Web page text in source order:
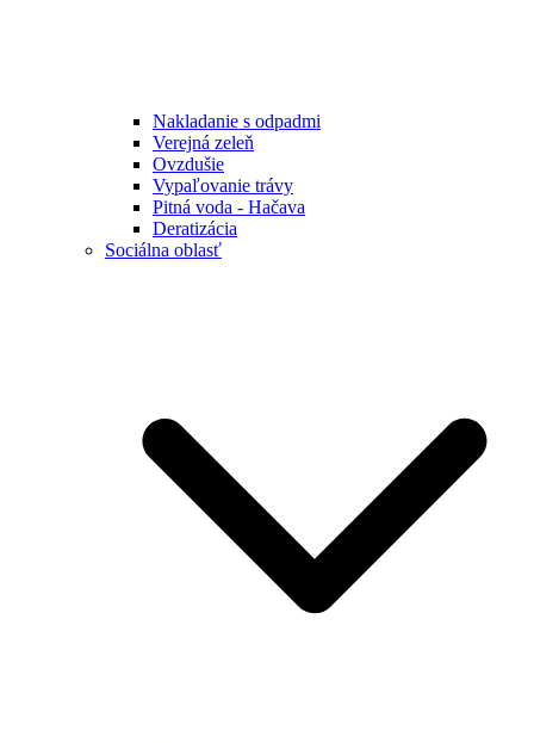
Nakladanie s odpadmi
Verejná zeleň
Ovzdušie
Vypaľovanie trávy
Pitná voda - Hačava
Deratizácia
Sociálna oblasť